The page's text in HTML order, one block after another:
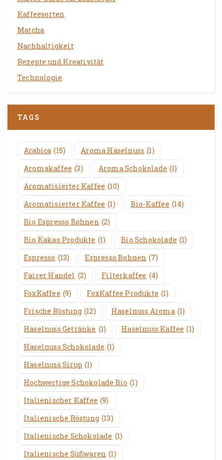
Kaffeesorten
Matcha
Nachhaltigkeit
Rezepte und Kreativität
Technologie
TAGS
Arabica (15) Aroma Haselnuss (1)
Aromakaffee (3) Aroma Schokolade (1)
Aromatisierter Kaffee (10)
Aromatisierter Kaffee (1) Bio-Kaffee (14)
Bio Espresso Bohnen (2)
Bio Kakao Produkte (1) Bio Schokolade (1)
Espresso (13) Espresso Bohnen (7)
Fairer Handel (2) Filterkaffee (4)
FoxKaffee (9) FoxKaffee Produkte (1)
Frische Röstung (12) Haselnuss Aroma (1)
Haselnuss Getränke (1) Haselnuss Kaffee (1)
Haselnuss Schokolade (1)
Haselnuss Sirup (1)
Hochwertige Schokolade Bio (1)
Italienischer Kaffee (9)
Italienische Röstung (13)
Italienische Schokolade (1)
Italienische Süßwaren (1)